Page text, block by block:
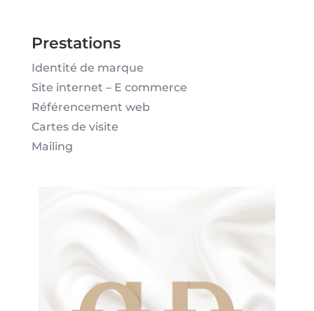
Prestations
Identité de marque
Site internet – E commerce
Référencement web
Cartes de visite
Mailing